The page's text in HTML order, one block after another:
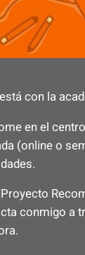
con la
en el
(online o
conmigo a